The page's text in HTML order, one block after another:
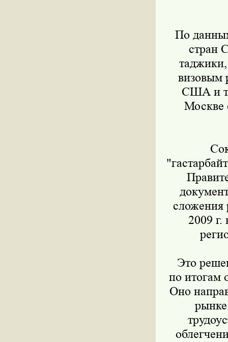
По
стран
визовым
США и
Москве
сложения
2009 г.
Это
по итогам
Оно
рынке